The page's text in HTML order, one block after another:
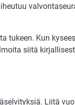
tukeen. Kun
siitä
Liitä